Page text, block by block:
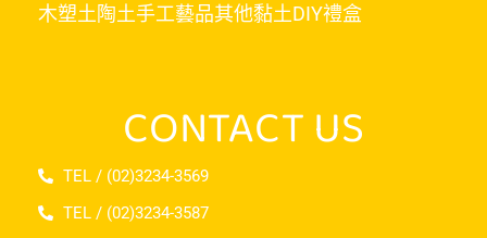
木塑土陶土手工藝品其他黏土DIY禮盒
CONTACT US
TEL / (02)3234-3569
TEL / (02)3234-3587